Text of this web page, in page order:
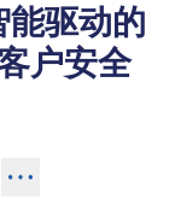
驱动的
户安全